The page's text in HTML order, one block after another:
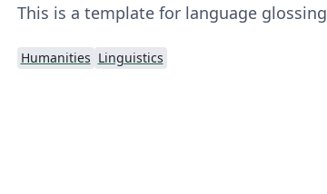
This is a template for language glossing
Humanities Linguistics